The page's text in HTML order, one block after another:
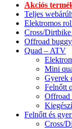
Akciós
Teljes
Elektromos
Cross/
Offroad buggy
Quad – ATV
Mini
Gyerek
Felnőtt
Offroad
Felnőtt és
Cross/